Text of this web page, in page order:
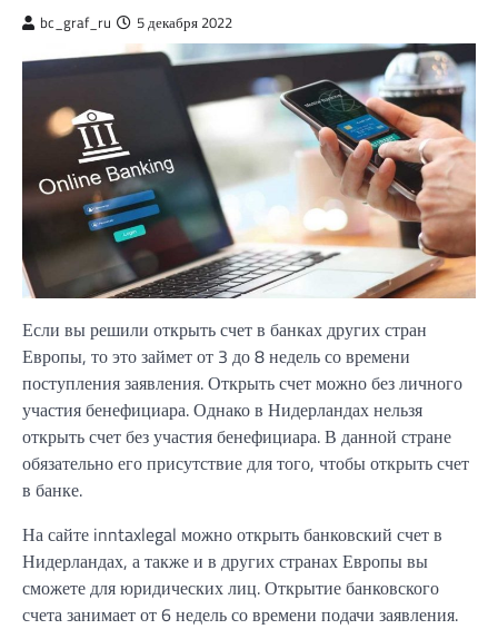
bc_graf_ru 5 декабря 2022
Если вы решили открыть счет в банках других стран
Европы, то это займет от 3 до 8 недель со времени
поступления заявления. Открыть счет можно без личного
участия бенефициара. Однако в Нидерландах нельзя
открыть счет без участия бенефициара. В данной стране
обязательно его присутствие для того, чтобы открыть счет
в банке.
На сайте inntaxlegal можно открыть банковский счет в
Нидерландах, а также и в других странах Европы вы
сможете для юридических лиц. Открытие банковского
счета занимает от 6 недель со времени подачи заявления.